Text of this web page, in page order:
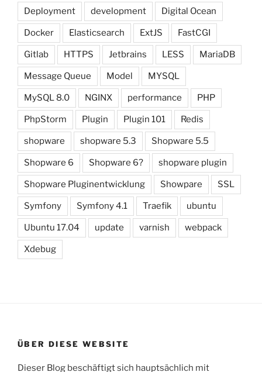
Deployment development Digital Ocean
Docker Elasticsearch ExtJS FastCGI
Gitlab HTTPS Jetbrains LESS MariaDB
Message Queue Model MYSQL
MySQL 8.0 NGINX performance PHP
PhpStorm Plugin Plugin 101 Redis
shopware shopware 5.3 Shopware 5.5
Shopware 6 Shopware 6? shopware plugin
Shopware Pluginentwicklung Showpare SSL
Symfony Symfony 4.1 Traefik ubuntu
Ubuntu 17.04 update varnish webpack
Xdebug
ÜBER DIESE WEBSITE
Dieser Blog beschäftigt sich hauptsächlich mit